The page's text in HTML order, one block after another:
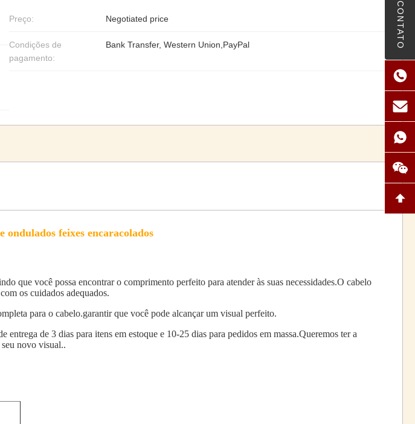
CONTATO
Preço: Negotiated price
Condições de
pagamento:
Bank Transfer, Western Union,PayPal
feixes encaracolados
que você possa encontrar o comprimento perfeito para atender às suas necessidades.O cabelo
os cuidados adequados.
para o cabelo.garantir que você pode alcançar um visual perfeito.
de 3 dias para itens em estoque e 10-25 dias para pedidos em massa.Queremos ter a
novo visual..